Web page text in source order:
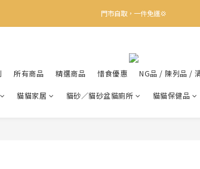
✨下載Three Little Meow App 即享多重禮遇！
門市自取，一件免運💢
所有商品 精選商品 惜食優惠 NG品 / 陳列品 /
貓貓家居 貓砂／貓砂盆貓廁所 貓貓保健品